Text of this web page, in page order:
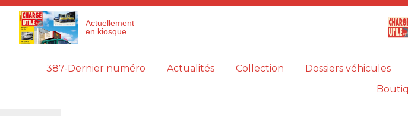
Actuellement
en kiosque
387-Dernier numéro Actualités Collection Dossiers véhicules
Panneau de gestion des cookies